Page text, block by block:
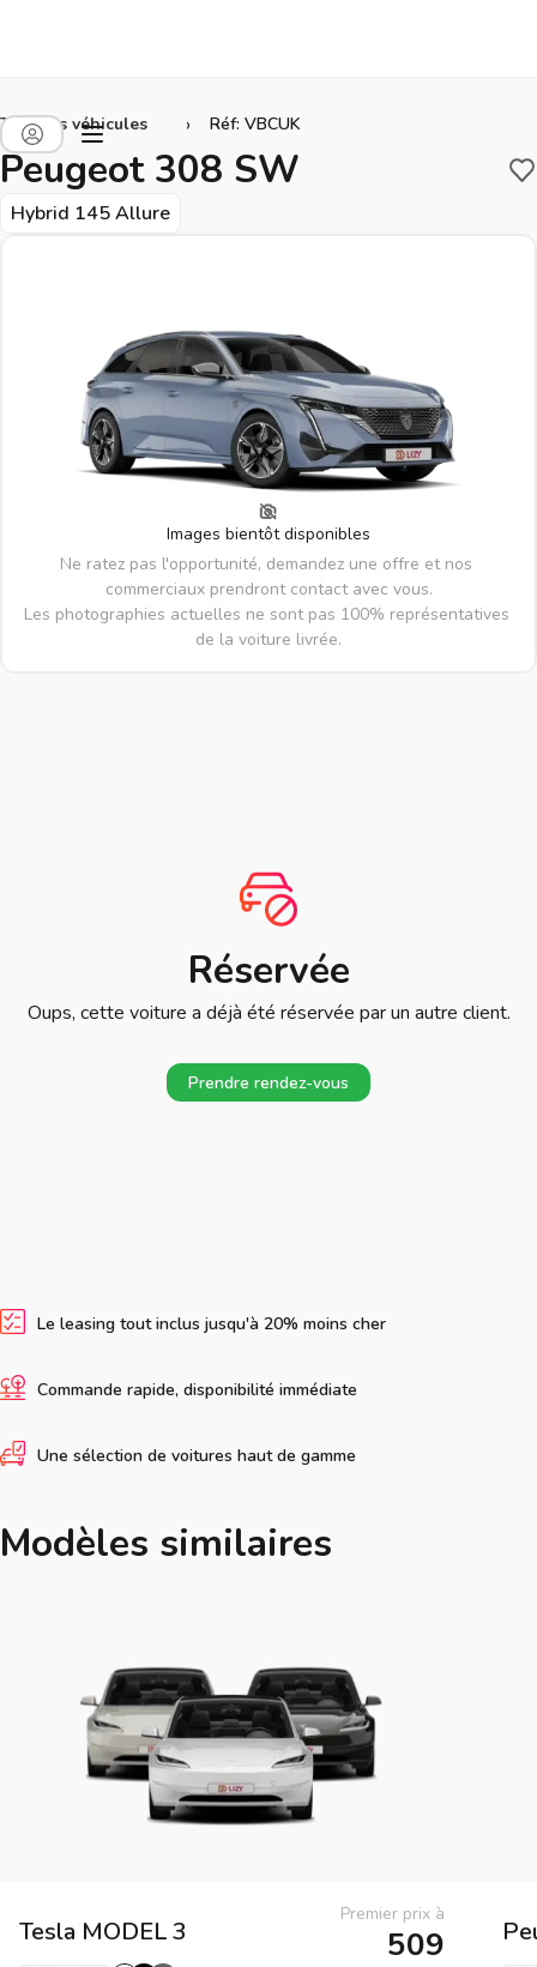
Tous les véhicules › Réf: VBCUK
Peugeot 308 SW
Hybrid 145 Allure
Images bientôt disponibles
Ne ratez pas l'opportunité, demandez une offre et nos
commerciaux prendront contact avec vous.
Les photographies actuelles ne sont pas 100% représentatives
de la voiture livrée.
Réservée
Oups, cette voiture a déjà été réservée par un autre client.
Prendre rendez-vous
Le leasing tout inclus jusqu'à 20% moins cher
Commande rapide, disponibilité immédiate
Une sélection de voitures haut de gamme
Modèles similaires
Tesla MODEL 3
Premier prix à
509